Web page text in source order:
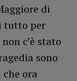
di
tutto per
c’è stato
sono
ora